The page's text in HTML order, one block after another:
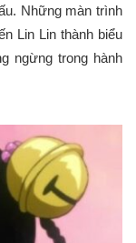
Những màn trình
Lin Lin thành biểu
ngừng trong hành